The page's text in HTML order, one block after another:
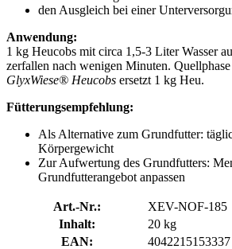
den Ausgleich bei einer
Anwendung:
1 kg Heucobs mit circa 1,5-3 Liter Wasser
zerfallen nach wenigen Minuten.
GlyxWiese® Heucobs ersetzt 1 kg Heu.
Fütterungsempfehlung:
Als Alternative zum Grundfutter:
Körpergewicht
Zur Aufwertung des Grundfutters:
Grundfutterangebot anpassen
Art.-Nr.:
XEV-NOF-185
Inhalt:
20 kg
EAN:
4042215153337